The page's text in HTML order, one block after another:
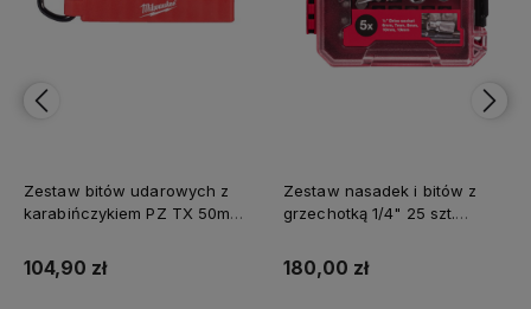
Zestaw bitów udarowych z
karabińczykiem PZ TX 50mm
104,90 zł
Zestaw nasadek i bitów z
grzechotką 1/4" 25 szt.
180,00 zł